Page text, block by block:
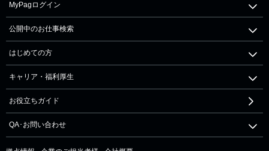
MyPagログイン
公開中のお仕事検索
はじめての方
キャリア・福利厚生
お役立ちガイド
QA･お問い合わせ